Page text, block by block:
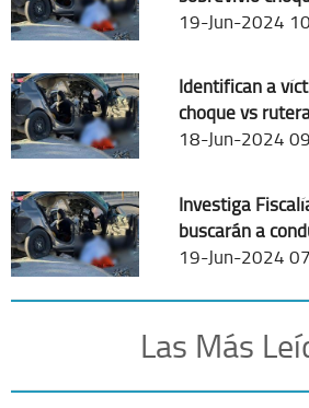
19-Jun-2024
Identifican a
choque vs
18-Jun-2024
Investiga
buscarán a
19-Jun-2024
Las Más